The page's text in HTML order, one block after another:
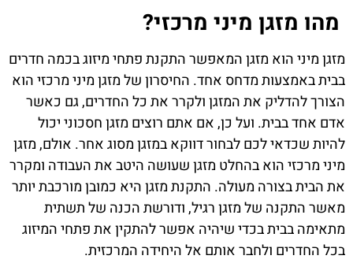
מהו מזגן מיני מרכזי?
מזגן מיני הוא מזגן המאפשר התקנת פתחי מיזוג בכמה חדרים
בבית באמצעות מדחס אחד. החיסרון של מזגן מיני מרכזי הוא
הצורך להדליק את המזגן ולקרר את כל החדרים, גם כאשר
אדם אחד בבית. ועל כן, אם אתם רוצים מזגן חסכוני יכול
להיות שכדאי לכם לבחור דווקא במזגן מסוג אחר. אולם, מזגן
מיני מרכזי הוא בהחלט מזגן שעושה היטב את העבודה ומקרר
את הבית בצורה מעולה. התקנת מזגן היא כמובן מורכבת יותר
מאשר התקנה של מזגן רגיל, ודורשת הכנה של תשתית
מתאימה בבית בכדי שיהיה אפשר להתקין את פתחי המיזוג
בכל החדרים ולחבר אותם אל היחידה המרכזית.